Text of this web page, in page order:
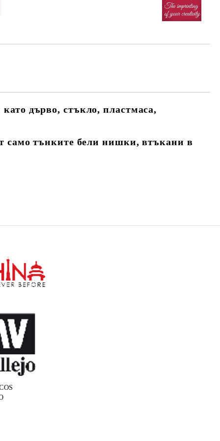
дърво, стъкло, пластмаса,
само тънките бели нишки, втъкани в